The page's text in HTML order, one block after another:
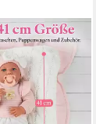
&
– 41 cm weich
3 Jahren